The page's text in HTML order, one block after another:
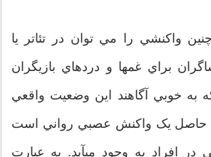
واکنشي را مي توان در تئاتر يا
براي غمها و دردهاي بازيگران
به خوبي آگاهند اين وضعيت واقعي
حاصل يک واکنش عصبي رواني است
در افراد به وجود ميآيد. به عبارت